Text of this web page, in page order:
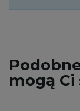
mogą Ci